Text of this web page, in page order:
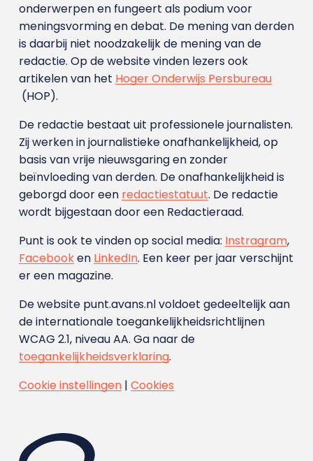
onderwerpen en fungeert als podium voor
meningsvorming en debat. De mening van derden
is daarbij niet noodzakelijk de mening van de
redactie. Op de website vinden lezers ook
artikelen van het Hoger Onderwijs Persbureau
(HOP).
De redactie bestaat uit professionele journalisten.
Zij werken in journalistieke onafhankelijkheid, op
basis van vrije nieuwsgaring en zonder
beïnvloeding van derden. De onafhankelijkheid is
geborgd door een redactiestatuut. De redactie
wordt bijgestaan door een Redactieraad.
Punt is ook te vinden op social media: Instragram,
Facebooken LinkedIn. Een keer per jaar verschijnt
er een magazine.
De website punt.avans.nl voldoet gedeeltelijk aan
de internationale toegankelijkheidsrichtlijnen
WCAG 2.1, niveau AA. Ga naar de
toegankelijkheidsverklaring.
Cookie instellingen| Cookies